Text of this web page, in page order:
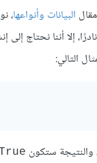
البيانات وأنواعها،
إلا أننا نحتاج
التالي:
والنتيجة ستكون True